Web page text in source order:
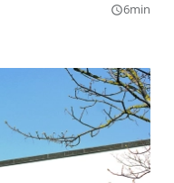
query_builder6min